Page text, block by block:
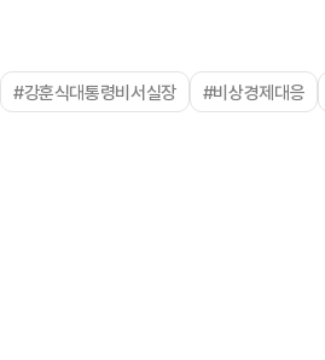
#강훈식대통령비서실장 #비상경제대응